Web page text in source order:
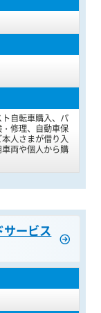
自転車購入、パ
修理、自動車保
人さまが借り入
両や個人から購
ービス